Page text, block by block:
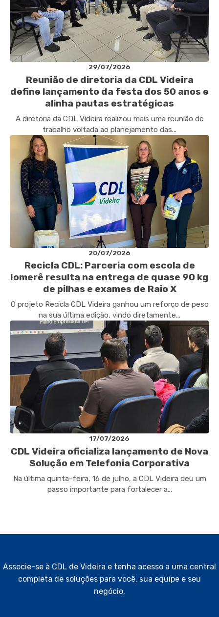
29/07/2026
Reunião de diretoria da CDL Videira
define lançamento da festa dos 50 anos e
alinha pautas estratégicas
A diretoria da CDL Videira realizou mais uma reunião de
trabalho voltada ao planejamento das...
20/07/2026
Recicla CDL: Parceria com escola de
Iomerê resulta na entrega de quase 90 kg
de pilhas e exames de Raio X
O projeto Recicla CDL Videira ganhou um reforço de peso
na sua última edição, vindo diretamente...
17/07/2026
CDL Videira oficializa lançamento de Nova
Solução em Telefonia Corporativa
Na última quinta-feira, 16 de julho, a CDL Videira deu um
passo importante para fortalecer a...
Associe-se à CDL de Videira e tenha acesso a uma central
completa de soluções para você, sua equipe e seu
negócio.